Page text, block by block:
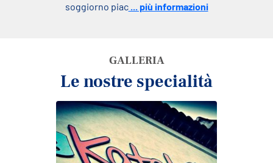
soggiorno piac... più informazioni
GALLERIA
Le nostre specialità